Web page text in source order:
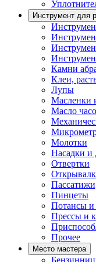
Инструмент для
Камни
Клеи,
Лупы
Масленки
Масло
Молотки
Насадки и
Отвертки
Пинцеты
Потансы
Прессы и
Прочее
Место мастера